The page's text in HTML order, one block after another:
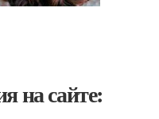
на сайте: